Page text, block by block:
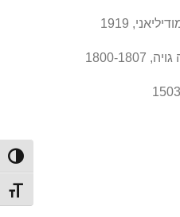
מתג
1919
1807